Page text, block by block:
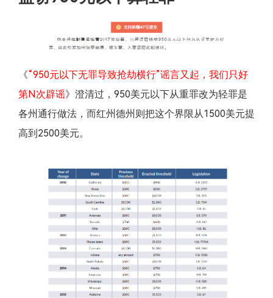
《“950元以下无罪导致抢劫横行”谣言又起，我们只好
第N次辟谣》澄清过，950美元以下从重罪改为轻罪是
各州通行做法，而红州德州则把这个界限从1500美元提
高到2500美元。